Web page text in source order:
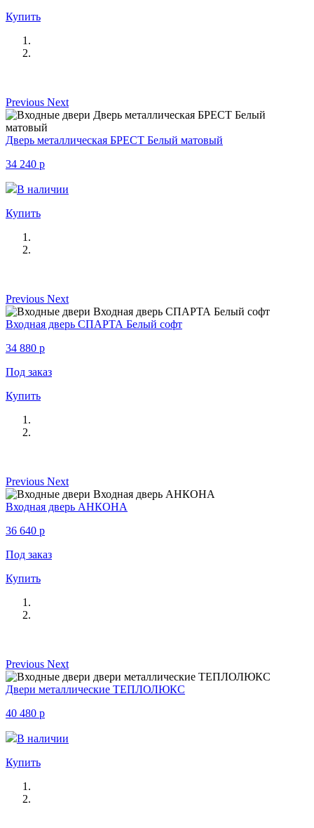
Купить
Previous Next
Дверь металлическая БРЕСТ Белый матовый
34 240 p
В наличии
Купить
Previous Next
Входная дверь СПАРТА Белый софт
34 880 p
Под заказ
Купить
Previous Next
Входная дверь АНКОНА
36 640 p
Под заказ
Купить
Previous Next
Двери металлические ТЕПЛОЛЮКС
40 480 p
В наличии
Купить